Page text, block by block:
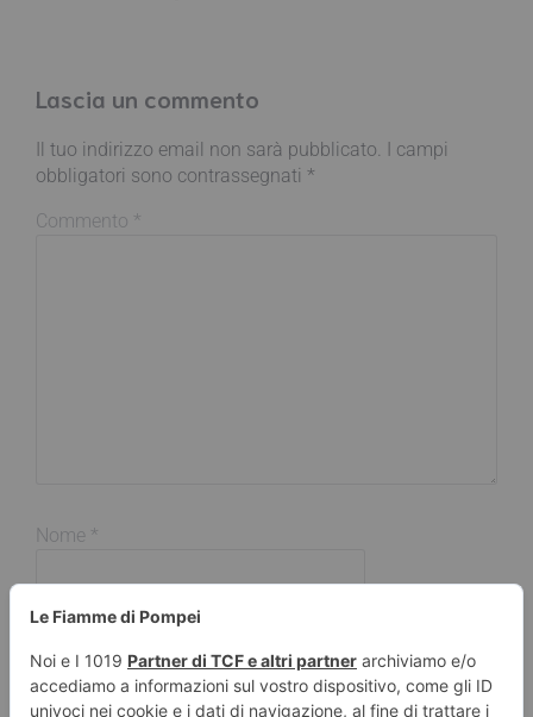
Lascia un commento
Il tuo indirizzo email non sarà pubblicato. I campi
obbligatori sono contrassegnati *
Commento *
Nome *